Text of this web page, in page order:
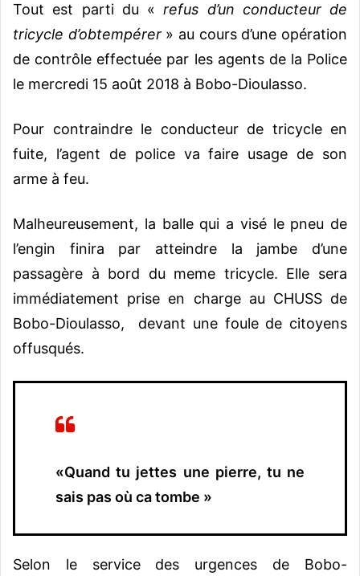
Tout est parti du «refus d’un conducteur de
tricycle d’obtempérer» au cours d’une opération
de contrôle effectuée par les agents de la Police
le mercredi 15 août 2018 à Bobo-Dioulasso.
Pour contraindre le conducteur de tricycle en
fuite, l’agent de police va faire usage de son
arme à feu.
Malheureusement, la balle qui a visé le pneu de
l’engin finira par atteindre la jambe d’une
passagère à bord du meme tricycle. Elle sera
immédiatement prise en charge au CHUSS de
Bobo-Dioulasso, devant une foule de citoyens
offusqués.
«Quand tu jettes une pierre, tu ne
sais pas où ca tombe »
Selon le service des urgences de Bobo-